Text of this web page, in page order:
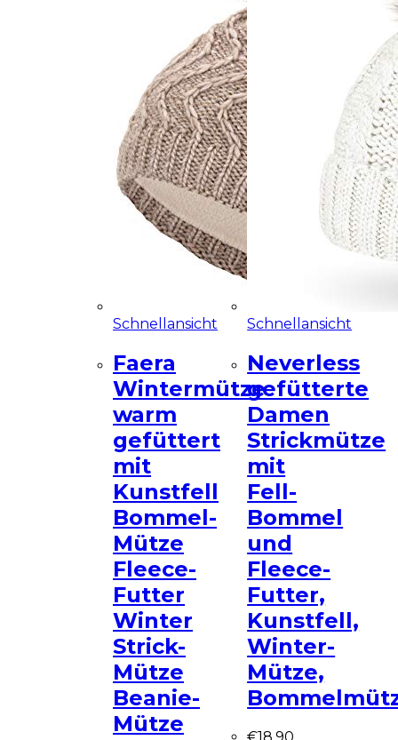
Schnellansicht
Faera
Wintermütze
warm
gefüttert
mit
Kunstfell
Bommel-
Mütze
Fleece-
Futter
Winter
Strick-
Mütze
Beanie-
Mütze
Schnellansicht
Neverless
gefütterte
Damen
Strickmütze
mit
Fell-
Bommel
und
Fleece-
Futter,
Kunstfell,
Winter-
Mütze,